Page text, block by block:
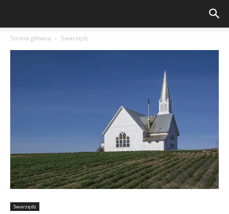
Strona główna Swarzędz
Swarzędz